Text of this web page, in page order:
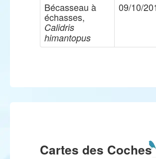
Bécasseau à
échasses,
Calidris
himantopus
09/10/
Cartes des Coches